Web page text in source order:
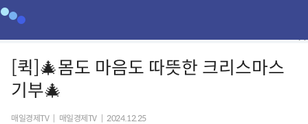
[퀵]🎄몸도 마음도 따뜻한 크리스마스
기부🎄
매일경제TV 매일경제TV 2024.12.25